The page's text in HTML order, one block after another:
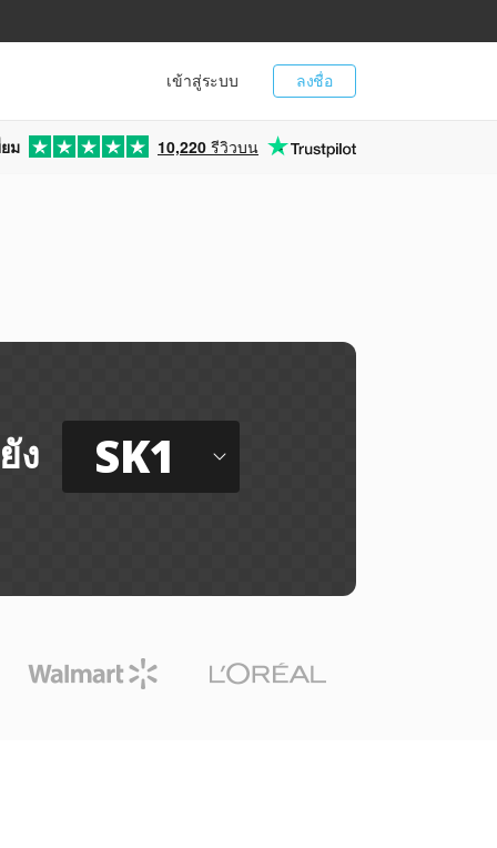
ลงชื่อ
เข้าสู่ระบบ
ม 10,220 รีวิวบน
ง SK1